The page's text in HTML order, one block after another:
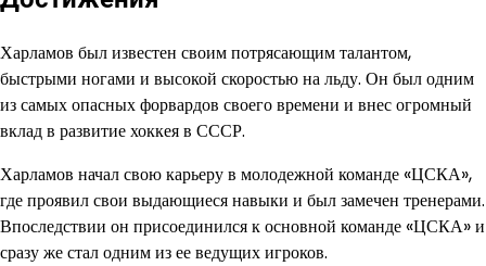
Харламов был известен своим потрясающим талантом,
быстрыми ногами и высокой скоростью на льду. Он был одним
из самых опасных форвардов своего времени и внес огромный
вклад в развитие хоккея в СССР.
Харламов начал свою карьеру в молодежной команде «ЦСКА»,
где проявил свои выдающиеся навыки и был замечен тренерами.
Впоследствии он присоединился к основной команде «ЦСКА» и
сразу же стал одним из ее ведущих игроков.